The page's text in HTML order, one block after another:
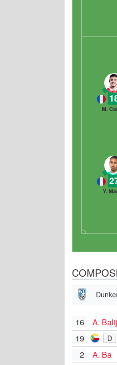
Y.
M.
16
A.
19
D
2
A. Ba